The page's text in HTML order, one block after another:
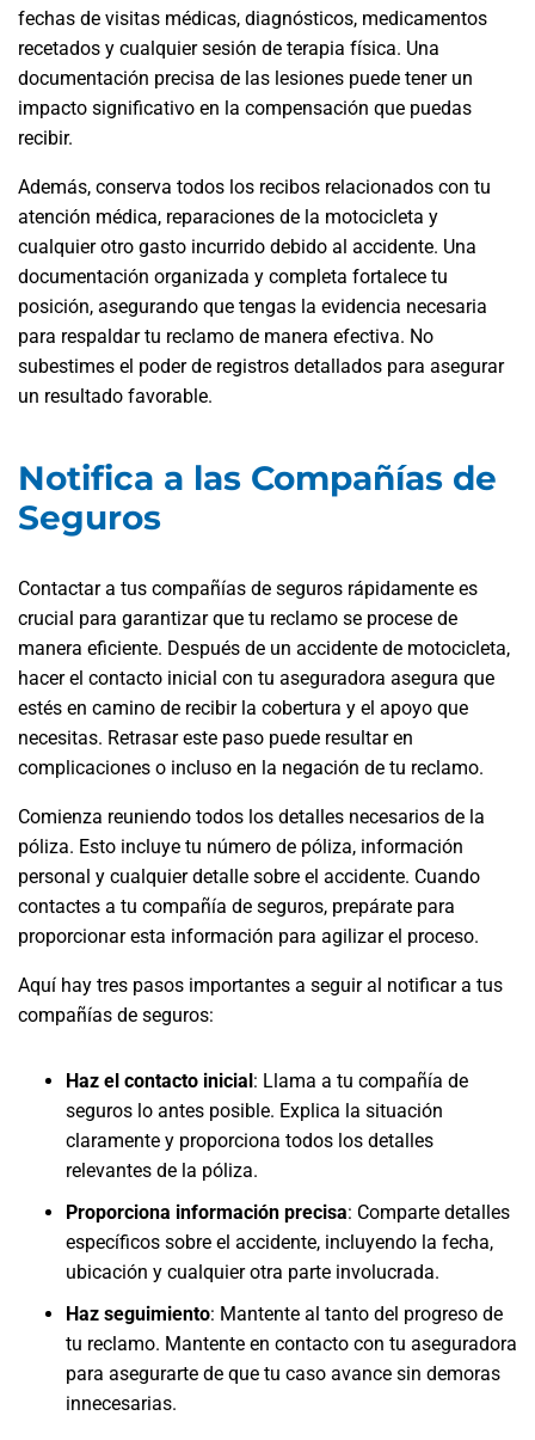
fechas de visitas médicas, diagnósticos, medicamentos
recetados y cualquier sesión de terapia física. Una
documentación precisa de las lesiones puede tener un
impacto significativo en la compensación que puedas
recibir.
Además, conserva todos los recibos relacionados con tu
atención médica, reparaciones de la motocicleta y
cualquier otro gasto incurrido debido al accidente. Una
documentación organizada y completa fortalece tu
posición, asegurando que tengas la evidencia necesaria
para respaldar tu reclamo de manera efectiva. No
subestimes el poder de registros detallados para asegurar
un resultado favorable.
Notifica a las Compañías de
Seguros
Contactar a tus compañías de seguros rápidamente es
crucial para garantizar que tu reclamo se procese de
manera eficiente. Después de un accidente de motocicleta,
hacer el contacto inicial con tu aseguradora asegura que
estés en camino de recibir la cobertura y el apoyo que
necesitas. Retrasar este paso puede resultar en
complicaciones o incluso en la negación de tu reclamo.
Comienza reuniendo todos los detalles necesarios de la
póliza. Esto incluye tu número de póliza, información
personal y cualquier detalle sobre el accidente. Cuando
contactes a tu compañía de seguros, prepárate para
proporcionar esta información para agilizar el proceso.
Aquí hay tres pasos importantes a seguir al notificar a tus
compañías de seguros:
Haz el contacto inicial: Llama a tu compañía de
seguros lo antes posible. Explica la situación
claramente y proporciona todos los detalles
relevantes de la póliza.
Proporciona información precisa: Comparte detalles
específicos sobre el accidente, incluyendo la fecha,
ubicación y cualquier otra parte involucrada.
Haz seguimiento: Mantente al tanto del progreso de
tu reclamo. Mantente en contacto con tu aseguradora
para asegurarte de que tu caso avance sin demoras
innecesarias.